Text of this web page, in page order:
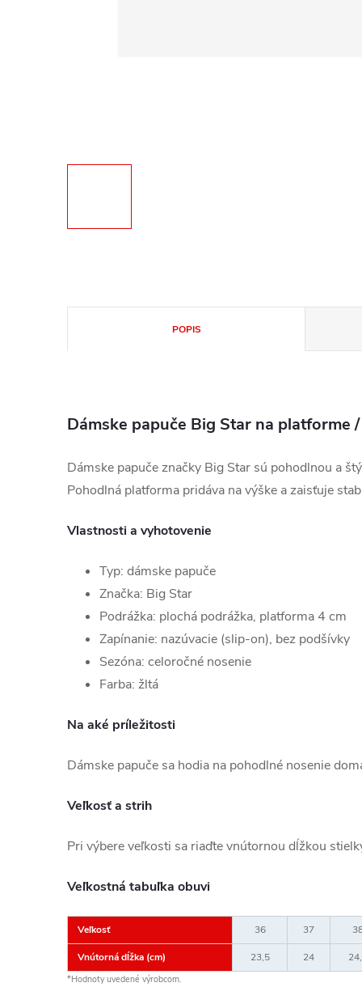
POPIS
Dámske papuče Big Star na platforme
Dámske papuče značky Big Star sú pohodlnou a
Pohodlná platforma pridáva na výške a zaisťuje
Vlastnosti a vyhotovenie
Typ: dámske papuče
Značka: Big Star
Podrážka: plochá podrážka, platforma 4 cm
Zapínanie: nazúvacie (slip-on), bez podšívky
Sezóna: celoročné nosenie
Farba: žltá
Na aké príležitosti
Dámske papuče sa hodia na pohodlné nosenie
Veľkosť a strih
Pri výbere veľkosti sa riaďte vnútornou dĺžkou
Veľkostná tabuľka obuvi
Veľkosť 36 37
Vnútorná dĺžka (cm) 23,5 24
*Hodnoty uvedené výrobcom.